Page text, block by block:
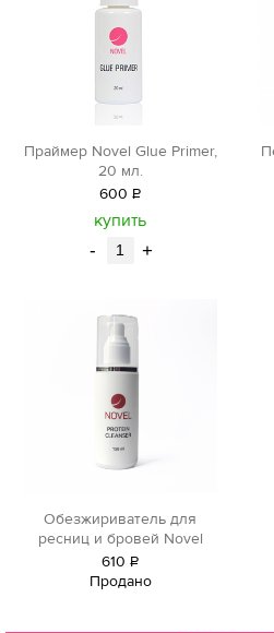
Праймер Novel Glue Primer,
20 мл.
600 Р
уб.
купить
- +
Обезжириватель для
ресниц и бровей Novel
610 Р
уб.
Продано